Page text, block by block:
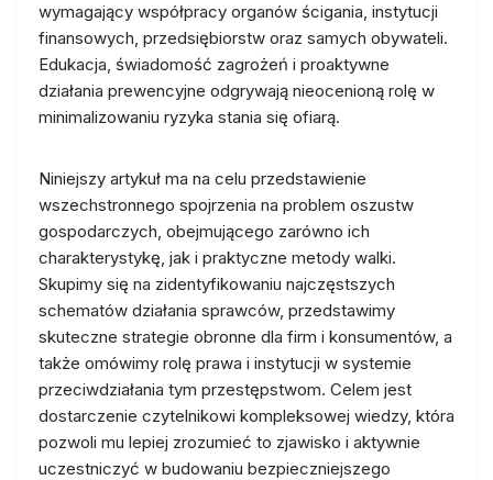
wymagający współpracy organów ścigania, instytucji
finansowych, przedsiębiorstw oraz samych obywateli.
Edukacja, świadomość zagrożeń i proaktywne
działania prewencyjne odgrywają nieocenioną rolę w
minimalizowaniu ryzyka stania się ofiarą.
Niniejszy artykuł ma na celu przedstawienie
wszechstronnego spojrzenia na problem oszustw
gospodarczych, obejmującego zarówno ich
charakterystykę, jak i praktyczne metody walki.
Skupimy się na zidentyfikowaniu najczęstszych
schematów działania sprawców, przedstawimy
skuteczne strategie obronne dla firm i konsumentów, a
także omówimy rolę prawa i instytucji w systemie
przeciwdziałania tym przestępstwom. Celem jest
dostarczenie czytelnikowi kompleksowej wiedzy, która
pozwoli mu lepiej zrozumieć to zjawisko i aktywnie
uczestniczyć w budowaniu bezpieczniejszego